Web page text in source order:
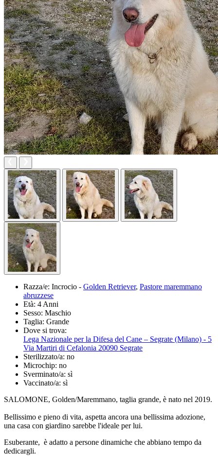
Razza/e: Incrocio - Golden Retriever, Pastore maremmano
abruzzese
Età: 4 Anni
Sesso: Maschio
Taglia: Grande
Dove si trova:
Lega Nazionale per la Difesa del Cane – Segrate (Milano) - 5
Via Martiri di Cefalonia 20090 Segrate
Sterilizzato/a: no
Microchip: no
Sverminato/a: sì
Vaccinato/a: sì
SALOMONE, Golden/Maremmano, taglia grande, è nato nel 2019.
Bellissimo e pieno di vita, aspetta ancora una bellissima adozione,
una casa con giardino sarebbe l'ideale per lui.
Esuberante, è adatto a persone dinamiche che abbiano tempo da
dedicargli.